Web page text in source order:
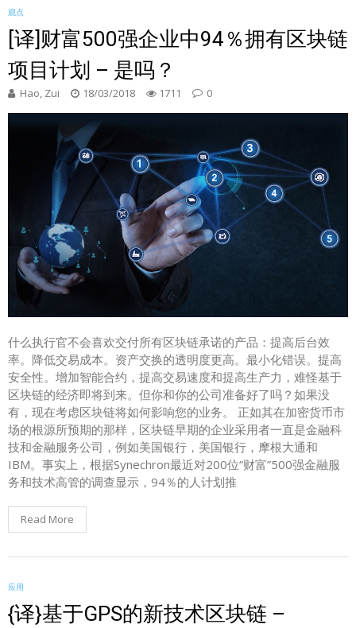
观点
[译]财富500强企业中94％拥有区块链
项目计划 – 是吗？
Hao, Zui 18/03/2018 1711 0
什么执行官不会喜欢交付所有区块链承诺的产品：提高后台效
率。降低交易成本。资产交换的透明度更高。最小化错误。提高
安全性。增加智能合约，提高交易速度和提高生产力，难怪基于
区块链的经济即将到来。但你和你的公司准备好了吗？如果没
有，现在考虑区块链将如何影响您的业务。 正如其在加密货币市
场的根源所预期的那样，区块链早期的企业采用者一直是金融科
技和金融服务公司，例如美国银行，美国银行，摩根大通和
IBM。事实上，根据Synechron最近对200位“财富”500强金融服
务和技术高管的调查显示，94％的人计划推
Read More
应用
{译}基于GPS的新技术区块链 –